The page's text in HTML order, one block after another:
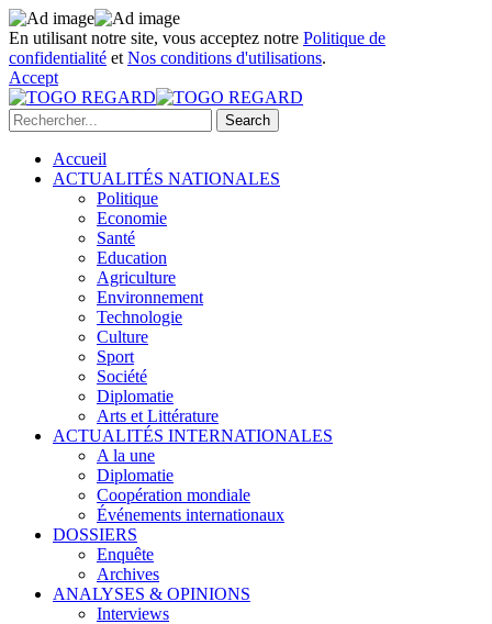
En utilisant notre site, vous acceptez notre Politique de
confidentialité et Nos conditions d'utilisations.
Accept
Accueil
ACTUALITÉS NATIONALES
Politique
Economie
Santé
Education
Agriculture
Environnement
Technologie
Culture
Sport
Société
Diplomatie
Arts et Littérature
ACTUALITÉS INTERNATIONALES
A la une
Diplomatie
Coopération mondiale
Événements internationaux
DOSSIERS
Enquête
Archives
ANALYSES & OPINIONS
Interviews